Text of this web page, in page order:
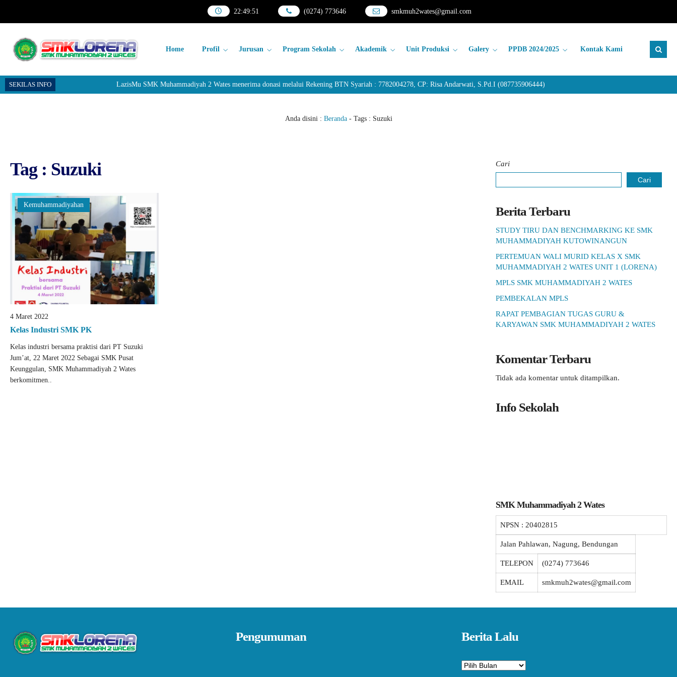
22:49:51 (0274) 773646 smkmuh2wates@gmail.com
Home Profil Jurusan Program Sekolah Akademik Unit Produksi Galery PPDB 2024/2025 Kontak Kami
SEKILAS INFO LazisMu SMK Muhammadiyah 2 Wates menerima donasi melalui Rekening BTN Syariah : 7782004278, CP: Risa Andarwati, S.Pd.I (087735906444)
Anda disini : Beranda- Tags : Suzuki
Tag : Suzuki
Kemuhammadiyahan
4 Maret 2022
Kelas Industri SMK PK
Kelas industri bersama praktisi dari PT Suzuki
Jum’at, 22 Maret 2022 Sebagai SMK Pusat
Keunggulan, SMK Muhammadiyah 2 Wates
berkomitmen..
Cari
Cari
Berita Terbaru
STUDY TIRU DAN BENCHMARKING KE SMK
MUHAMMADIYAH KUTOWINANGUN
PERTEMUAN WALI MURID KELAS X SMK
MUHAMMADIYAH 2 WATES UNIT 1 (LORENA)
MPLS SMK MUHAMMADIYAH 2 WATES
PEMBEKALAN MPLS
RAPAT PEMBAGIAN TUGAS GURU &
KARYAWAN SMK MUHAMMADIYAH 2 WATES
Komentar Terbaru
Tidak ada komentar untuk ditampilkan.
Info Sekolah
SMK Muhammadiyah 2 Wates
NPSN : 20402815
Jalan Pahlawan, Nagung, Bendungan
TELEPON (0274) 773646
EMAIL smkmuh2wates@gmail.com
Pengumuman Berita Lalu
Arsip